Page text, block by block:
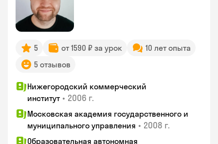
5 от 1590 ₽ за урок
10 лет опыта
5 отзывов
Нижегородский коммерческий
институт • 2006 г.
Московская академия государственного и
муниципального управления • 2008 г.
Образовательная автономная